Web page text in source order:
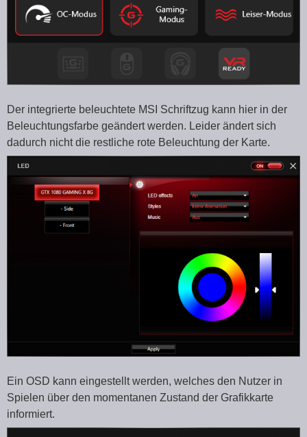
Der integrierte beleuchtete MSI Schriftzug kann hier in der
Beleuchtungsfarbe geändert werden. Leider ändert sich
dadurch nicht die restliche rote Beleuchtung der Karte.
Ein OSD kann eingestellt werden, welches den Nutzer in
Spielen über den momentanen Zustand der Grafikkarte
informiert.